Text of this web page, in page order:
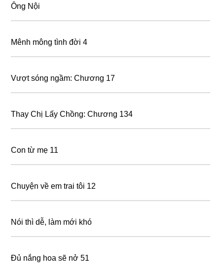
Ông Nội
Mênh mông tình đời 4
Vượt sóng ngầm: Chương 17
Thay Chị Lấy Chồng: Chương 134
Con từ mẹ 11
Chuyện về em trai tôi 12
Nói thì dễ, làm mới khó
Đủ nắng hoa sẽ nở 51